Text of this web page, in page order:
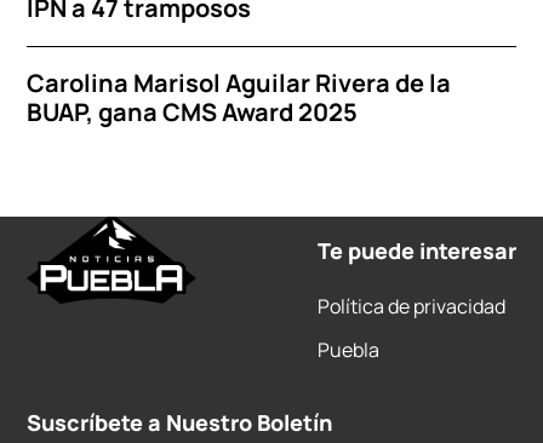
IPN a 47 tramposos
Carolina Marisol Aguilar Rivera de la
BUAP, gana CMS Award 2025
Te puede interesar
Política de privacidad
Puebla
Suscríbete a Nuestro Boletín